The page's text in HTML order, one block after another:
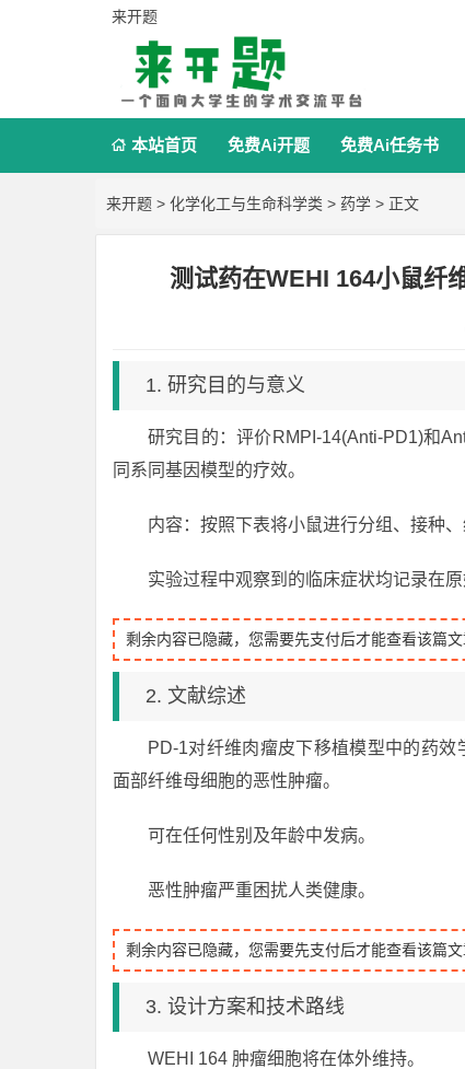
来开题
 本站首页 免费Ai开题 免费Ai任务书
来开题 > 化学化工与生命科学类 > 药学 > 正文
测试药在WEHI 164小鼠纤
1. 研究目的与意义
研究目的：评价RMPI-14(Anti-PD1)和
同系同基因模型的疗效。
内容：按照下表将小鼠进行分组、接种、
实验过程中观察到的临床症状均记录在原
剩余内容已隐藏，您需要先支付后才能查看该篇文
2. 文献综述
PD-1对纤维肉瘤皮下移植模型中的药
面部纤维母细胞的恶性肿瘤。
可在任何性别及年龄中发病。
恶性肿瘤严重困扰人类健康。
剩余内容已隐藏，您需要先支付后才能查看该篇文
3. 设计方案和技术路线
WEHI 164 肿瘤细胞将在体外维持。